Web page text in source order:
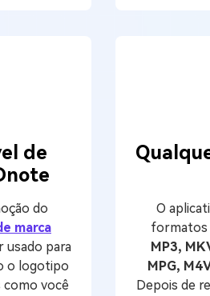
de
do
marca
usado para
o logotipo
você
O
formatos
MP3,
MPG,
Depois de